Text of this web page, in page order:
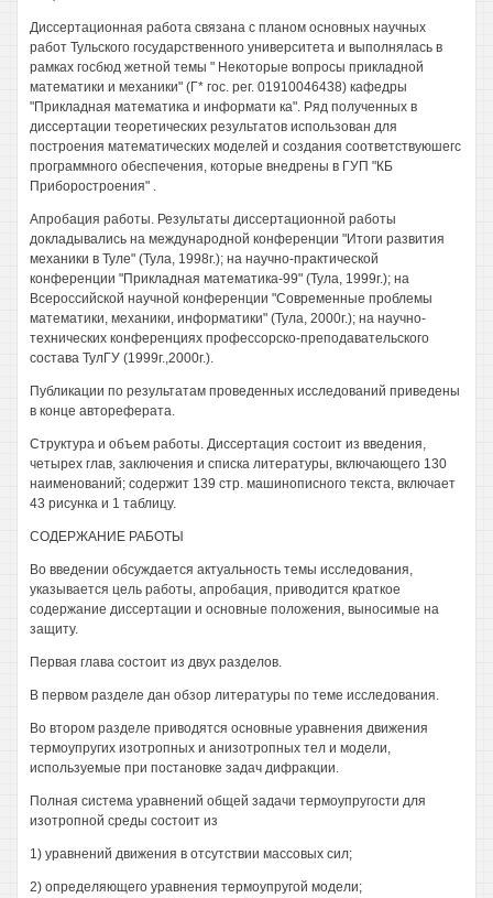
Диссертационная работа связана с планом основных научных
работ Тульского государственного университета и выполнялась в
рамках госбюд жетной темы " Некоторые вопросы прикладной
математики и механики" (Г* гос. рег. 01910046438) кафедры
"Прикладная математика и информати ка". Ряд полученных в
диссертации теоретических результатов использован для
построения математических моделей и создания соответствуюшегс
программного обеспечения, которые внедрены в ГУП "КБ
Приборостроения" .
Апробация работы. Результаты диссертационной работы
докладывались на международной конференции "Итоги развития
механики в Туле" (Тула, 1998г.); на научно-практической
конференции "Прикладная математика-99" (Тула, 1999г.); на
Всероссийской научной конференции "Современные проблемы
математики, механики, информатики" (Тула, 2000г.); на научно-
технических конференциях профессорско-преподавательского
состава ТулГУ (1999г.,2000г.).
Публикации по результатам проведенных исследований приведены
в конце автореферата.
Структура и объем работы. Диссертация состоит из введения,
четырех глав, заключения и списка литературы, включающего 130
наименований; содержит 139 стр. машинописного текста, включает
43 рисунка и 1 таблицу.
СОДЕРЖАНИЕ РАБОТЫ
Во введении обсуждается актуальность темы исследования,
указывается цель работы, апробация, приводится краткое
содержание диссертации и основные положения, выносимые на
защиту.
Первая глава состоит из двух разделов.
В первом разделе дан обзор литературы по теме исследования.
Во втором разделе приводятся основные уравнения движения
термоупругих изотропных и анизотропных тел и модели,
используемые при постановке задач дифракции.
Полная система уравнений общей задачи термоупругости для
изотропной среды состоит из
1) уравнений движения в отсутствии массовых сил;
2) определяющего уравнения термоупругой модели;